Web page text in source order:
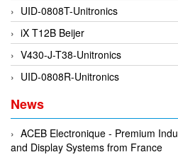
FAIRCHILD
FANUC
FDM/ F.lli Della Marca Srl
FEIN
Felm
FESTO
FHF (EATON Crouse-Hinds)
UID-0808T-Unitronics
iX T12B Beijer
V430-J-T38-Unitronics
UID-0808R-Unitronics
News
ACEB Electronique - Premium
and Display Systems from France